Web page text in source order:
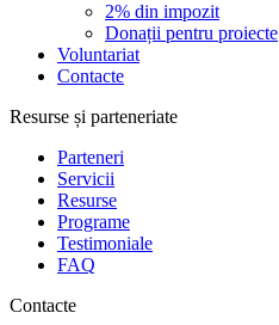
2% din impozit
Donații pentru proiecte
Voluntariat
Contacte
Resurse și parteneriate
Parteneri
Servicii
Resurse
Programe
Testimoniale
FAQ
Contacte